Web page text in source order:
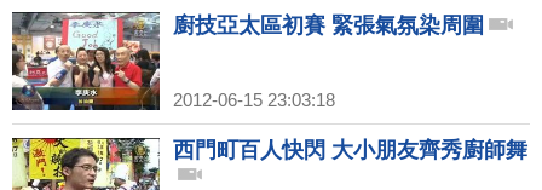
廚技亞太區初賽 緊張氣氛染周圍
2012-06-15 23:03:18
西門町百人快閃 大小朋友齊秀廚師舞